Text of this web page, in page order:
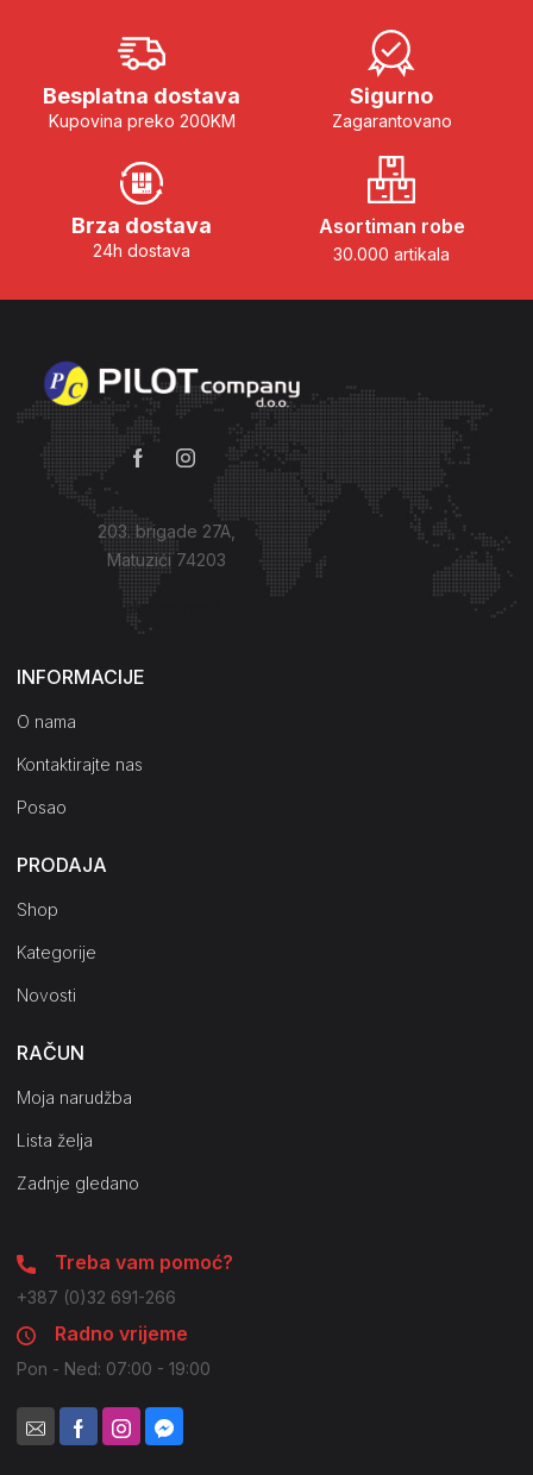
Besplatna dostava
Kupovina preko 200KM
Sigurno
Zagarantovano
Brza dostava
24h dostava
Asortiman robe
30.000 artikala
203. brigade 27A,
Matuzići 74203
Kako do nas?
INFORMACIJE
O nama
Kontaktirajte nas
Posao
PRODAJA
Shop
Kategorije
Novosti
RAČUN
Moja narudžba
Lista želja
Zadnje gledano
Treba vam pomoć?
+387 (0)32 691-266
Radno vrijeme
Pon - Ned: 07:00 - 19:00